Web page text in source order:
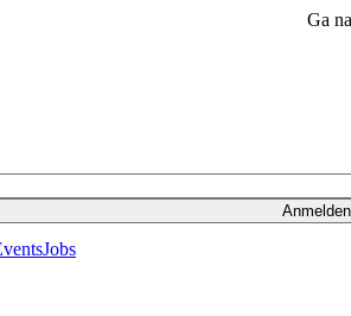
Ga
Anmelden
Jobs